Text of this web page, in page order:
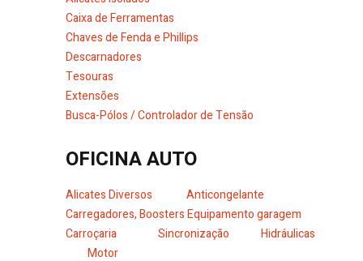
Caixa de Ferramentas
Chaves de Fenda e Phillips
Descarnadores
Tesouras
Extensões
Busca-Pólos / Controlador de Tensão
OFICINA AUTO
Alicates Diversos
Anticongelante
Carregadores, BoostersEquipamento garagem
Carroçaria
Sincronização
Hidráulicas
Motor